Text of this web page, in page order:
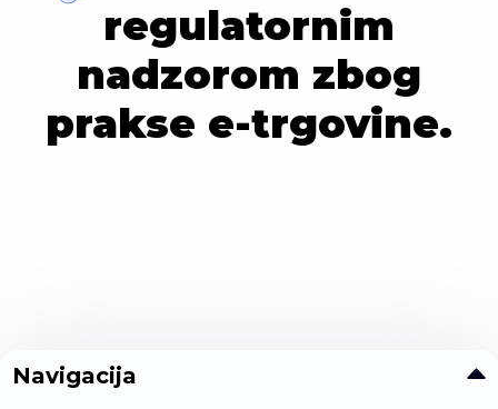
regulatornim
nadzorom zbog
prakse e-trgovine.
Navigacija